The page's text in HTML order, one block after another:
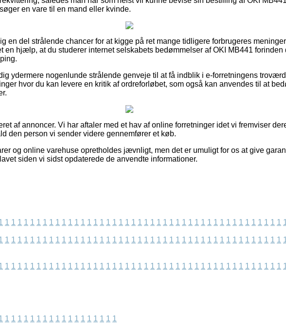
en vare til en mand eller kvinde.
en del strålende chancer for at kigge på ret mange tidligere forbrugeres
en hjælp, at du studerer internet selskabets bedømmelser af OKI MB441 forinden
ydermere nogenlunde strålende genveje til at få indblik i e-forretningens
hvor du kan levere en kritik af ordreforløbet, som også kan anvendes til at
af annoncer. Vi har aftaler med et hav af online forretninger idet vi fremviser
den person vi sender videre gennemfører et køb.
og online varehuse opretholdes jævnligt, men det er umuligt for os at give
siden vi sidst opdaterede de anvendte informationer.
1 1 1 1 1 1 1 1 1 1 1 1 1 1 1 1 1 1 1 1 1 1 1 1 1 1 1 1 1 1 1 1 1 1 1 1 1 1 1 1 1 1 1 1
1 1 1 1 1 1 1 1 1 1 1 1 1 1 1 1 1 1 1 1 1 1 1 1 1 1 1 1 1 1 1 1 1 1 1 1 1 1 1 1 1 1 1 1
1 1 1 1 1 1 1 1 1 1 1 1 1 1 1 1 1 1 1 1 1 1 1 1 1 1 1 1 1 1 1 1 1 1 1 1 1 1 1 1 1 1 1 1
1 1 1 1 1 1 1 1 1 1 1 1 1 1 1 1 1 1